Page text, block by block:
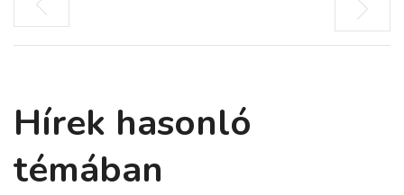
Hírek hasonló
témában